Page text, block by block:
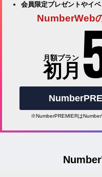
会員限定プレゼントやイ
NumberWeb
月額プラン
初月
※NumberPREMIERは